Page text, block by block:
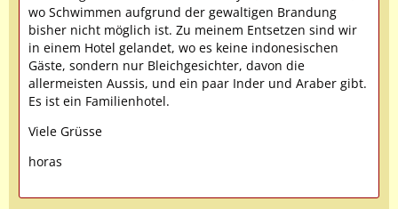
wo Schwimmen aufgrund der gewaltigen Brandung
bisher nicht möglich ist. Zu meinem Entsetzen sind wir
in einem Hotel gelandet, wo es keine indonesischen
Gäste, sondern nur Bleichgesichter, davon die
allermeisten Aussis, und ein paar Inder und Araber gibt.
Es ist ein Familienhotel.
Viele Grüsse
horas